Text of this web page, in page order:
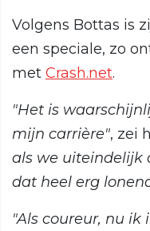
Volgens Bottas is
een speciale, zo
met Crash.net.
"Het is
mijn carrière", zei
als we uiteindelijk
dat heel erg
"Als coureur, nu ik